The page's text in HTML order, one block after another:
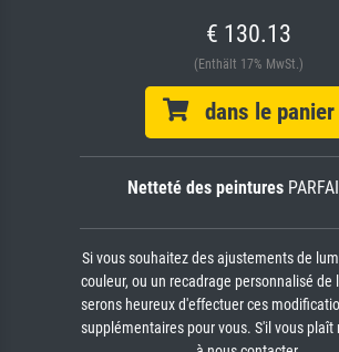
€ 130.13
(Enthält 17% MwSt.)
dans le panier
Netteté des peintures
Si vous souhaitez des ajustements de
couleur, ou un recadrage personnalisé de
serons heureux d'effectuer ces
supplémentaires pour vous. S'il vous plaît